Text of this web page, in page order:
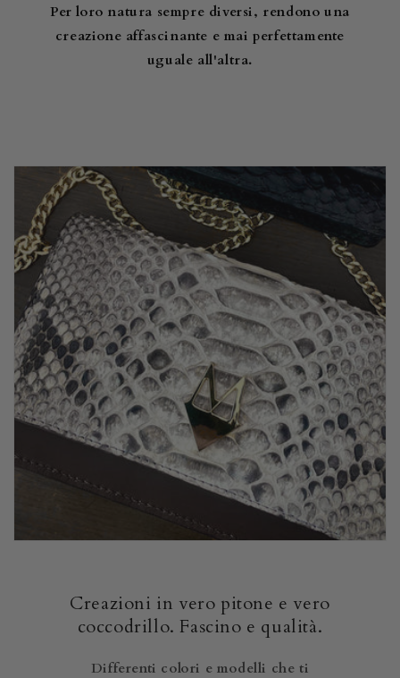
Per loro natura sempre diversi, rendono una
creazione affascinante e mai perfettamente
uguale all'altra.
Creazioni in vero pitone e vero
coccodrillo. Fascino e qualità.
Differenti colori e modelli che ti